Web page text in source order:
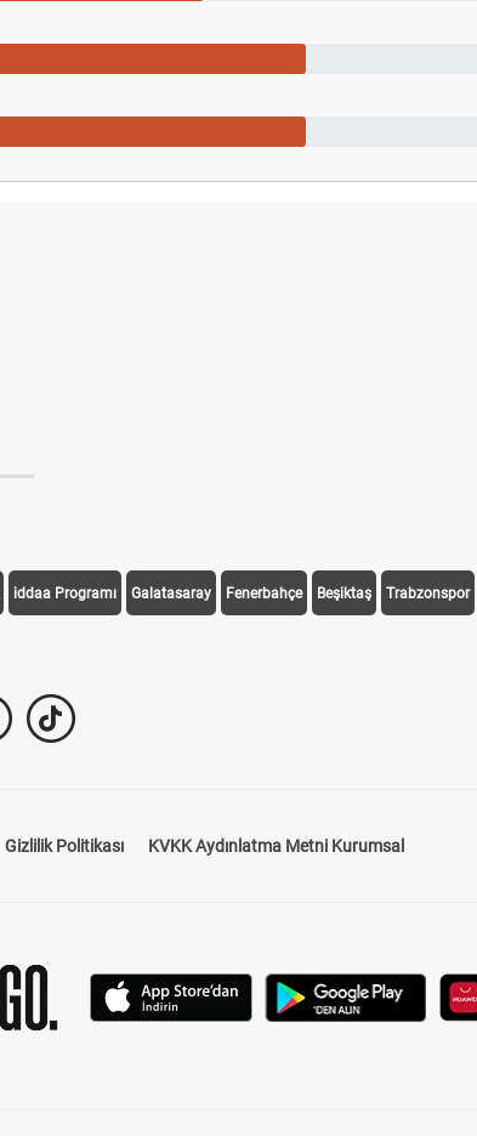
iddaa Programı Galatasaray Fenerbahçe Beşiktaş Trabzonspor
Gizlilik Politikası KVKK Aydınlatma Metni Kurumsal